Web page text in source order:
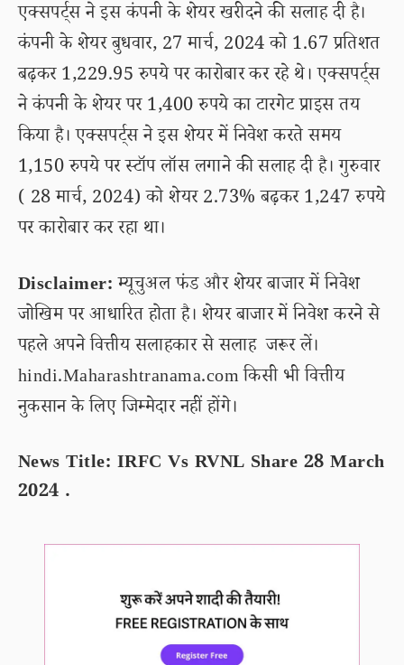
एक्सपर्ट्स ने इस कंपनी के शेयर खरीदने की सलाह दी है।
कंपनी के शेयर बुधवार, 27 मार्च, 2024 को 1.67 प्रतिशत
बढ़कर 1,229.95 रुपये पर कारोबार कर रहे थे। एक्सपर्ट्स
ने कंपनी के शेयर पर 1,400 रुपये का टारगेट प्राइस तय
किया है। एक्सपर्ट्स ने इस शेयर में निवेश करते समय
1,150 रुपये पर स्टॉप लॉस लगाने की सलाह दी है। गुरुवार
( 28 मार्च, 2024) को शेयर 2.73% बढ़कर 1,247 रुपये
पर कारोबार कर रहा था।
Disclaimer:म्यूचुअल फंड और शेयर बाजार में निवेश
जोखिम पर आधारित होता है। शेयर बाजार में निवेश करने से
पहले अपने वित्तीय सलाहकार से सलाह जरूर लें।
hindi.Maharashtranama.com किसी भी वित्तीय
नुकसान के लिए जिम्मेदार नहीं होंगे।
News Title: IRFC Vs RVNL Share 28 March
2024 .